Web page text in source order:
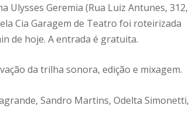
Ulysses Geremia (Rua Luiz Antunes, 312,
Cia Garagem de Teatro foi roteirizada
de hoje. A entrada é gratuita.
da trilha sonora, edição e mixagem.
Sandro Martins, Odelta Simonetti,